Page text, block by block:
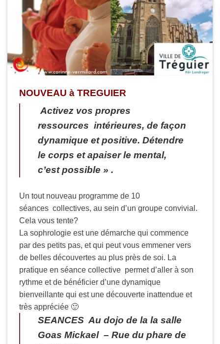
NOUVEAU à TREGUIER
Activez vos propres
ressources intérieures, de façon
dynamique et positive. Détendre
le corps et apaiser le mental,
c’est possible » .
Un tout nouveau programme de 10
séances collectives, au sein d’un groupe convivial.
Cela vous tente?
La sophrologie est une démarche qui commence
par des petits pas, et qui peut vous emmener vers
de belles découvertes au plus près de soi. La
pratique en séance collective permet d’aller à son
rythme et de bénéficier d’une dynamique
bienveillante qui est une découverte inattendue et
très appréciée 🙂
SEANCES Au dojo de la la salle
Goas Mickael – Rue du phare de